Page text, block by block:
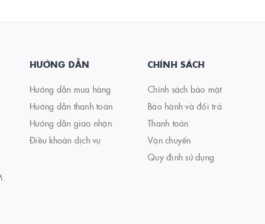
HƯỚNG DẪN
Hướng dẫn mua hàng
Hướng dẫn thanh toán
Hướng dẫn giao nhận
Điều khoản dịch vụ
CHÍNH SÁCH
Chính sách bảo mật
Bảo hành và đổi trả
Thanh toán
Vận chuyển
Quy định sử dụng